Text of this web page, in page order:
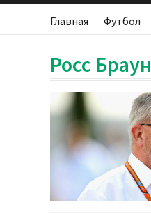
Главная Футбол
Росс Браун